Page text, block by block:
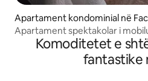
Apartament kondominial në
Apartament spektakolar i
Komoditetet e
fantastike